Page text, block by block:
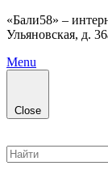
«Бали58» –
Ульяновская, д.
Menu
Close